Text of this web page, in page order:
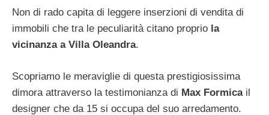
Non di rado capita di leggere inserzioni di vendita di
immobili che tra le peculiarità citano proprio la
vicinanza a Villa Oleandra.
Scopriamo le meraviglie di questa prestigiosissima
dimora attraverso la testimonianza di Max Formicail
designer che da 15 si occupa del suo arredamento.